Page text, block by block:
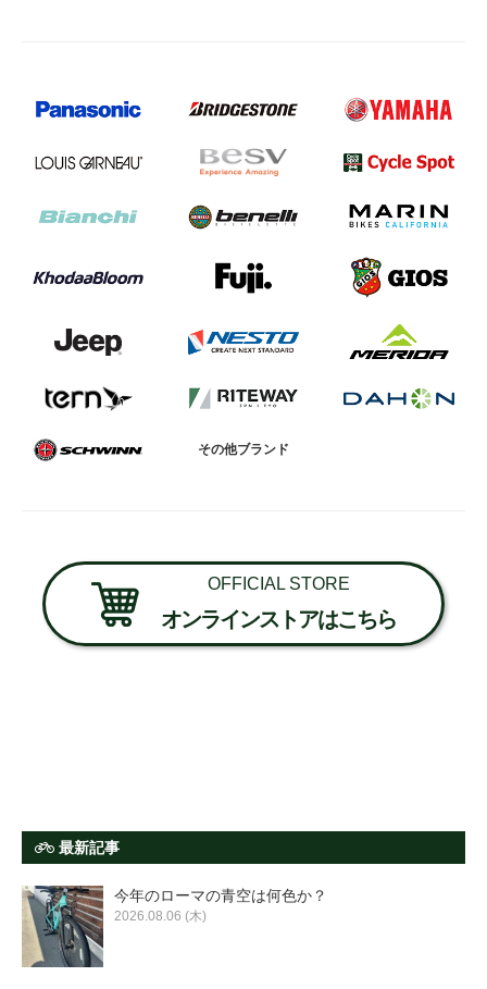
その他ブランド
OFFICIAL STORE
オンラインストアはこちら
最新記事
今年のローマの青空は何色か？
2026.08.06 (木)